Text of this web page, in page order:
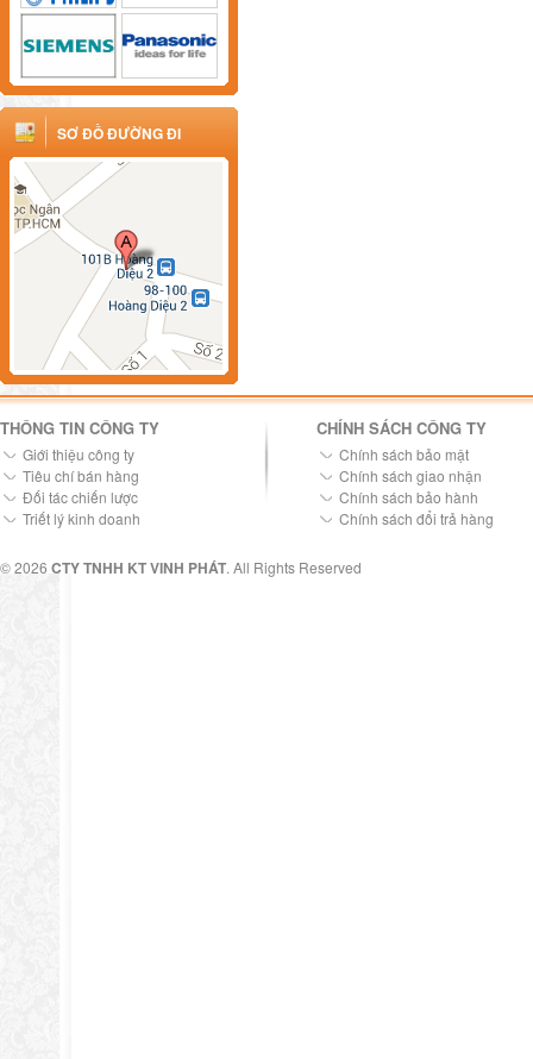
SƠ ĐỒ ĐƯỜNG ĐI
THÔNG TIN CÔNG TY
Giới thiệu công ty
Tiêu chí bán hàng
Đối tác chiến lược
Triết lý kinh doanh
CHÍNH SÁCH CÔNG TY
Chính sách bảo mật
Chính sách giao nhận
Chính sách bảo hành
Chính sách đổi trả hàng
© 2026 CTY TNHH KT VINH PHÁT. All Rights Reserved